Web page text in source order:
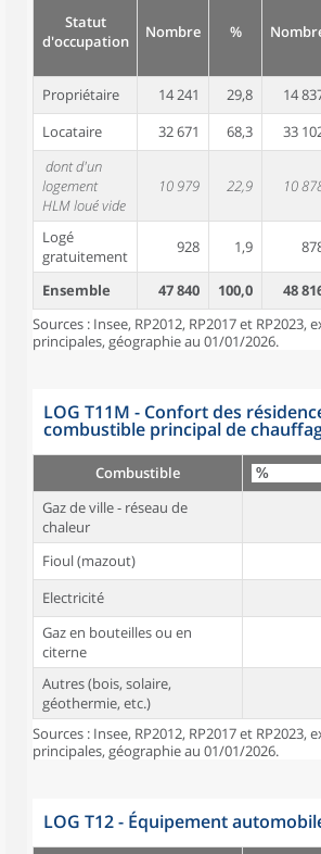
Statut
d'occupation
Nombre %
Propriétaire 14 241 29,8 14
Locataire
32 671 68,3 33
dont d'un
logement
HLM loué vide
10 979 22,9 10
Logé
gratuitement
928 1,9
Ensemble 47 840 100,0 48
Sources : Insee, RP2012, RP2017 et RP2023,
principales, géographie au 01/01/2026.
LOG T11M - Confort des
combustible principal de
Combustible
Gaz de ville - réseau de
chaleur
Fioul (mazout)
Electricité
Gaz en bouteilles ou en
citerne
Autres (bois, solaire,
géothermie, etc.)
Sources : Insee, RP2012, RP2017 et RP2023,
principales, géographie au 01/01/2026.
LOG T12 - Équipement